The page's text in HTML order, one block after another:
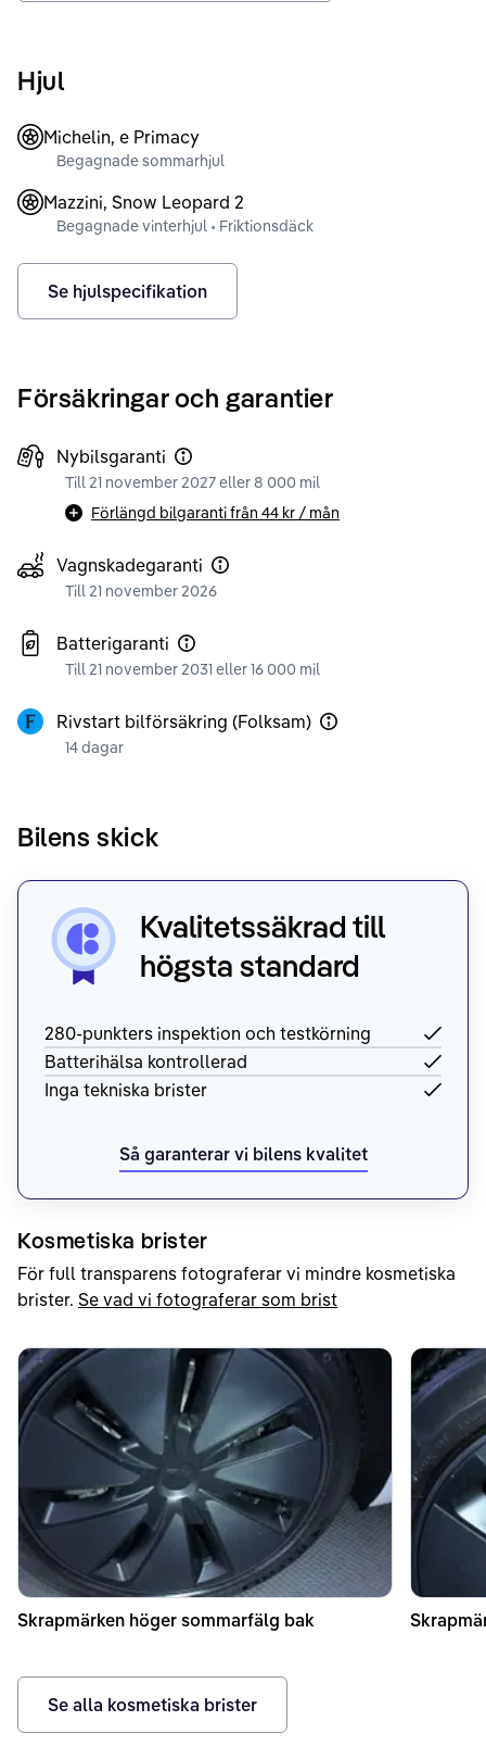
Hjul
Michelin, e Primacy
Begagnade sommarhjul
Mazzini, Snow Leopard 2
Begagnade vinterhjul • Friktionsdäck
Se hjulspecifikation
Försäkringar och garantier
Nybilsgaranti
Till 21 november 2027 eller 8 000 mil
Förlängd bilgaranti från 44 kr / mån
Vagnskadegaranti
Till 21 november 2026
Batterigaranti
Till 21 november 2031 eller 16 000 mil
Rivstart bilförsäkring (Folksam)
14 dagar
Bilens skick
Kvalitetssäkrad till
högsta standard
280-punkters inspektion och testkörning
Batterihälsa kontrollerad
Inga tekniska brister
Så garanterar vi bilens kvalitet
Kosmetiska brister
För full transparens fotograferar vi mindre kosmetiska
brister. Se vad vi fotograferar som brist
Skrapmärken höger sommarfälg bak
Se alla kosmetiska brister